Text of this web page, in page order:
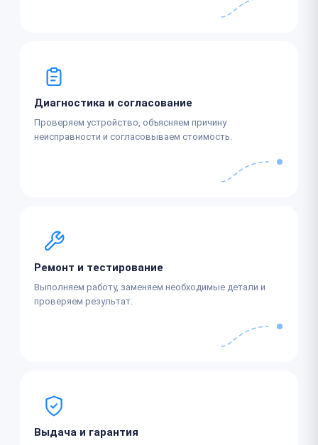
Диагностика и согласование
Проверяем устройство, объясняем причину
неисправности и согласовываем стоимость.
Ремонт и тестирование
Выполняем работу, заменяем необходимые детали и
проверяем результат.
Выдача и гарантия